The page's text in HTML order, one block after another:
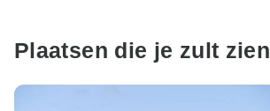
Plaatsen die je zult zien